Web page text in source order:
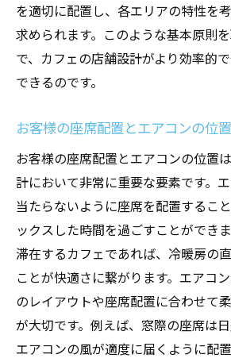
を適切に配置し、各エリアの特性を
求められます。このような基本原則
で、カフェの店舗設計がより効率的
できるのです。
お客様の座席配置とエアコンの位置
お客様の座席配置とエアコンの位置
計において非常に重要な要素です。
当たらないように座席を配置するこ
ックスした時間を過ごすことができ
滞在するカフェであれば、冷暖房の
ことが快適さに繋がります。エアコ
のレイアウトや座席配置に合わせて
が大切です。例えば、窓際の座席は日
エアコンの風が適度に届くように配